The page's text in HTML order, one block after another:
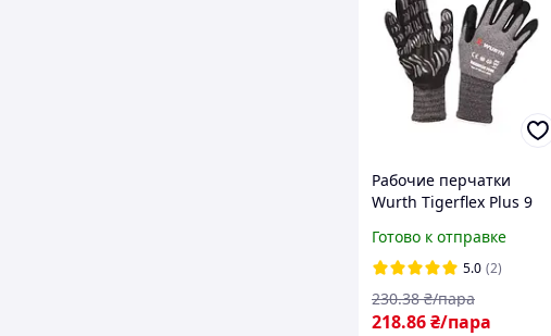
Рабочие перчатки
Wurth Tigerflex Plus 9
Готово к отправке
5.0 (2)
218.86₴/пара
230.38 ₴/пара